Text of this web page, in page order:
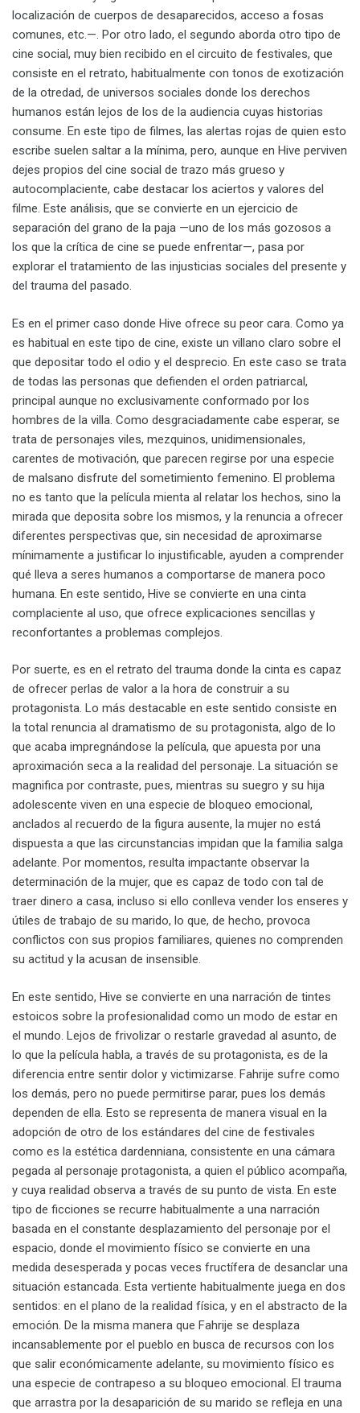
localización de cuerpos de desaparecidos, acceso a fosas
comunes, etc.—. Por otro lado, el segundo aborda otro tipo de
cine social, muy bien recibido en el circuito de festivales, que
consiste en el retrato, habitualmente con tonos de exotización
de la otredad, de universos sociales donde los derechos
humanos están lejos de los de la audiencia cuyas historias
consume. En este tipo de filmes, las alertas rojas de quien esto
escribe suelen saltar a la mínima, pero, aunque en Hive perviven
dejes propios del cine social de trazo más grueso y
autocomplaciente, cabe destacar los aciertos y valores del
filme. Este análisis, que se convierte en un ejercicio de
separación del grano de la paja —uno de los más gozosos a
los que la crítica de cine se puede enfrentar—, pasa por
explorar el tratamiento de las injusticias sociales del presente y
del trauma del pasado.
Es en el primer caso donde Hive ofrece su peor cara. Como ya
es habitual en este tipo de cine, existe un villano claro sobre el
que depositar todo el odio y el desprecio. En este caso se trata
de todas las personas que defienden el orden patriarcal,
principal aunque no exclusivamente conformado por los
hombres de la villa. Como desgraciadamente cabe esperar, se
trata de personajes viles, mezquinos, unidimensionales,
carentes de motivación, que parecen regirse por una especie
de malsano disfrute del sometimiento femenino. El problema
no es tanto que la película mienta al relatar los hechos, sino la
mirada que deposita sobre los mismos, y la renuncia a ofrecer
diferentes perspectivas que, sin necesidad de aproximarse
mínimamente a justificar lo injustificable, ayuden a comprender
qué lleva a seres humanos a comportarse de manera poco
humana. En este sentido, Hive se convierte en una cinta
complaciente al uso, que ofrece explicaciones sencillas y
reconfortantes a problemas complejos.
Por suerte, es en el retrato del trauma donde la cinta es capaz
de ofrecer perlas de valor a la hora de construir a su
protagonista. Lo más destacable en este sentido consiste en
la total renuncia al dramatismo de su protagonista, algo de lo
que acaba impregnándose la película, que apuesta por una
aproximación seca a la realidad del personaje. La situación se
magnifica por contraste, pues, mientras su suegro y su hija
adolescente viven en una especie de bloqueo emocional,
anclados al recuerdo de la figura ausente, la mujer no está
dispuesta a que las circunstancias impidan que la familia salga
adelante. Por momentos, resulta impactante observar la
determinación de la mujer, que es capaz de todo con tal de
traer dinero a casa, incluso si ello conlleva vender los enseres y
útiles de trabajo de su marido, lo que, de hecho, provoca
conflictos con sus propios familiares, quienes no comprenden
su actitud y la acusan de insensible.
En este sentido, Hive se convierte en una narración de tintes
estoicos sobre la profesionalidad como un modo de estar en
el mundo. Lejos de frivolizar o restarle gravedad al asunto, de
lo que la película habla, a través de su protagonista, es de la
diferencia entre sentir dolor y victimizarse. Fahrije sufre como
los demás, pero no puede permitirse parar, pues los demás
dependen de ella. Esto se representa de manera visual en la
adopción de otro de los estándares del cine de festivales
como es la estética dardenniana, consistente en una cámara
pegada al personaje protagonista, a quien el público acompaña,
y cuya realidad observa a través de su punto de vista. En este
tipo de ficciones se recurre habitualmente a una narración
basada en el constante desplazamiento del personaje por el
espacio, donde el movimiento físico se convierte en una
medida desesperada y pocas veces fructífera de desanclar una
situación estancada. Esta vertiente habitualmente juega en dos
sentidos: en el plano de la realidad física, y en el abstracto de la
emoción. De la misma manera que Fahrije se desplaza
incansablemente por el pueblo en busca de recursos con los
que salir económicamente adelante, su movimiento físico es
una especie de contrapeso a su bloqueo emocional. El trauma
que arrastra por la desaparición de su marido se refleja en una